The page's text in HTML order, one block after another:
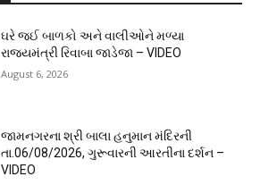
ઘરે જઈ બાળકો અને વાલીઓને મળ્યા
રાજ્યમંત્રી રિવાબા જાડેજા – VIDEO
August 6, 2026
જામનગરના શ્રી બાલા હનુમાન મંદિરની
તા.06/08/2026, ગુરૂવારની આરતીના દર્શન –
VIDEO